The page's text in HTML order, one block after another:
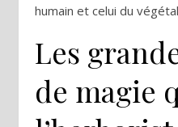
humain et celui du
Les
de magie